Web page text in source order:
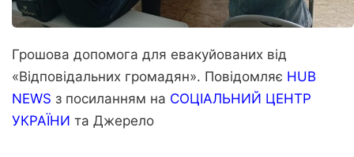
Грошова допомога для евакуйованих від
«Відповідальних громадян». Повідомляє HUB
NEWS з посиланням на СОЦІАЛЬНИЙ ЦЕНТР
УКРАЇНИ та Джерело